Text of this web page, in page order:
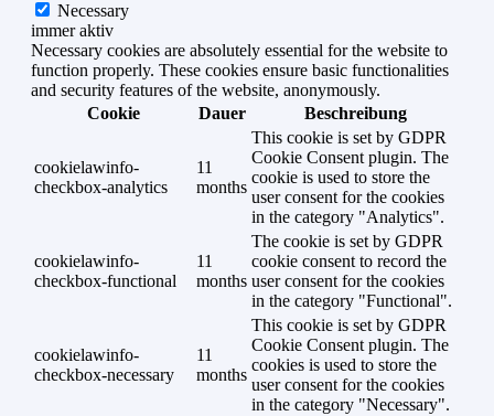
Necessary
immer aktiv
Necessary cookies are absolutely essential for the website to
function properly. These cookies ensure basic functionalities
and security features of the website, anonymously.
Cookie
Dauer Beschreibung
cookielawinfo-
checkbox-analytics
11
months
This cookie is set by GDPR
Cookie Consent plugin. The
cookie is used to store the
user consent for the cookies
in the category "Analytics".
cookielawinfo-
checkbox-functional
11
months
The cookie is set by GDPR
cookie consent to record the
user consent for the cookies
in the category "Functional".
cookielawinfo-
checkbox-necessary
11
months
This cookie is set by GDPR
Cookie Consent plugin. The
cookies is used to store the
user consent for the cookies
in the category "Necessary".